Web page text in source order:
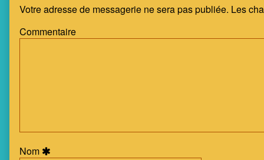
Votre adresse de messagerie ne sera pas publiée. Les
Commentaire
Nom